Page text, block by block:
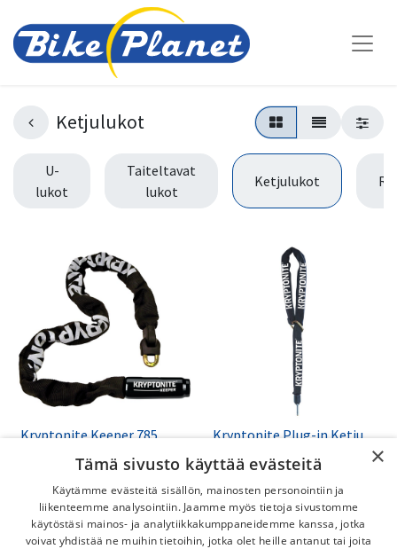
Ketjulukot
U-
lukot
Taiteltavat
lukot
Ketjulukot
Kryptonite Keeper 785
Kryptonite Ketjulukko joka tuo
mielenrauhaa ja turvaa
pyörääsi varkauksilta
kiitettävästi.
55,00€
Kryptonite Plug-in Ketju
Helppokäyttöinen ja vahva
lisäketju, joka toimii yhdessä
Kryptonite ja AXA
runkolukkojen plug-in osan
kanssa.
50,00
×
Tämä sivusto käyttää evästeitä
Käytämme evästeitä sisällön, mainosten personointiin ja
liikenteemme analysointiin. Jaamme myös tietoja sivustomme
käytöstäsi mainos- ja analytiikkakumppaneidemme kanssa, jotka
voivat yhdistää ne muihin tietoihin, jotka olet heille antanut tai joita